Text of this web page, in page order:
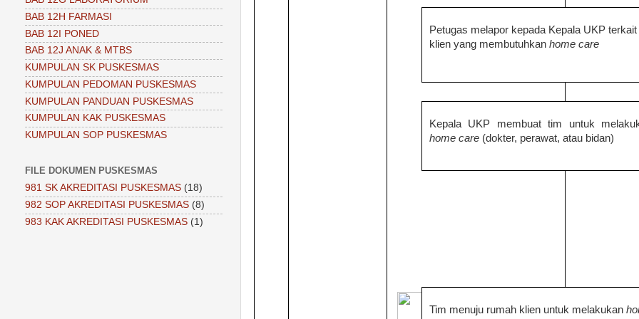
Tim menuju rumah klien untuk melakukan
Kepala UKP membuat tim untuk
home care(dokter, perawat, atau bidan)
Petugas melapor kepada Kepala UKP terkait
klien yang membutuhkan home care
BAB 12H FARMASI
BAB 12I PONED
BAB 12J ANAK & MTBS
KUMPULAN SK PUSKESMAS
KUMPULAN PEDOMAN PUSKESMAS
KUMPULAN PANDUAN PUSKESMAS
KUMPULAN KAK PUSKESMAS
KUMPULAN SOP PUSKESMAS
FILE DOKUMEN PUSKESMAS
981 SK AKREDITASI PUSKESMAS (18)
982 SOP AKREDITASI PUSKESMAS (8)
983 KAK AKREDITASI PUSKESMAS (1)